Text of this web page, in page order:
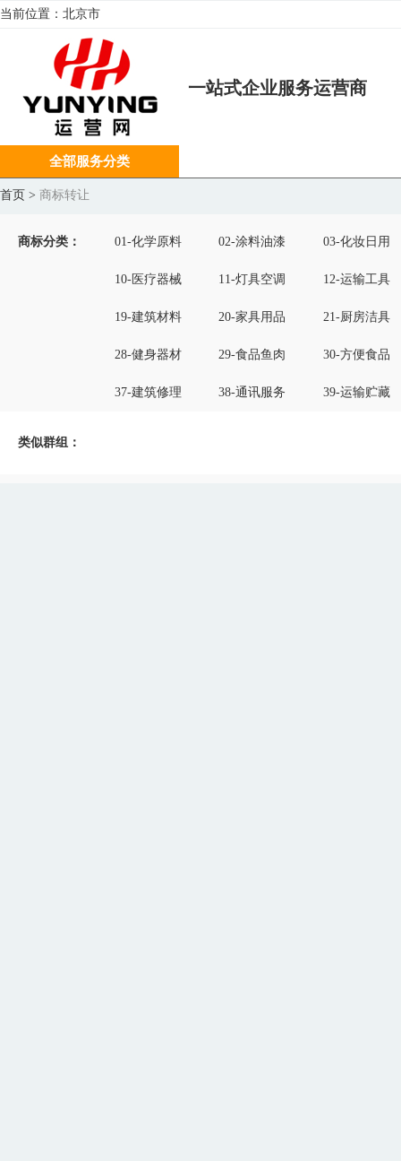
当前位置： 北京市
一站式企业服务运营商
全部服务分类
首页 > 商标转让
商标分类： 01-化学原料 02-涂料油漆 03-化妆日用
10-医疗器械 11-灯具空调 12-运输工具
19-建筑材料 20-家具用品 21-厨房洁具
28-健身器材 29-食品鱼肉 30-方便食品
37-建筑修理 38-通讯服务 39-运输贮藏
类似群组：